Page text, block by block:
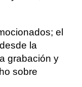
el
la
grabación y
sobre